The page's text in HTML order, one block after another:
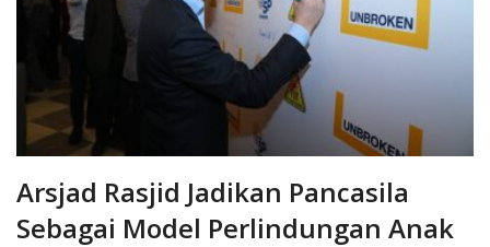
Arsjad Rasjid Jadikan Pancasila
Sebagai Model Perlindungan Anak